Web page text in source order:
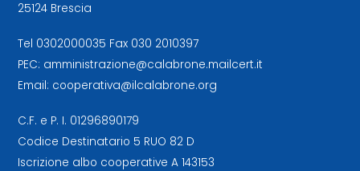
25124 Brescia
Tel 0302000035 Fax 030 2010397
PEC: amministrazione@calabrone.mailcert.it
Email: cooperativa@ilcalabrone.org
C.F. e P. I. 01296890179
Codice Destinatario 5 RUO 82 D
Iscrizione albo cooperative A 143153